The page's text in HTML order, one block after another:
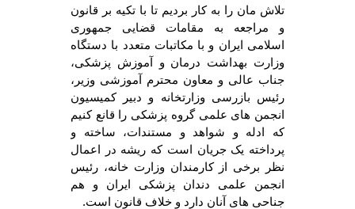
تلاش مان را به کار بردیم تا با تکیه بر قانون
و مراجعه به مقامات قضایی جمهوری
اسلامی ایران و با مکاتبات متعدد با دستگاه
وزارت بهداشت درمان و آموزش پزشکی،
جناب عالی و معاون محترم آموزشی وزیر،
رئیس بازرسی وزارتخانه و دبیر کمیسیون
انجمن های علمی گروه پزشکی را قانع کنیم
که ادله و شواهد و مستندات، ساخته و
پرداخته یک جریان است که ریشه در اعمال
نظر برخی از کارمندان وزارت خانه، رئیس
انجمن علمی دندان پزشکی ایران و هم
جناحی های آنان دارد و خلاف قانون است.